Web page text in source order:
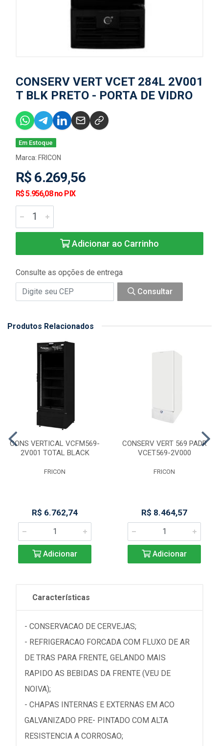
CONSERV VERT VCET 284L 2V001
T BLK PRETO - PORTA DE VIDRO
Em Estoque
Marca: FRICON
R$ 6.269,56
R$ 5.956,08 no PIX
Adicionar ao Carrinho
Consulte as opções de entrega
Consultar
Produtos Relacionados
CONS VERTICAL VCFM569-
2V001 TOTAL BLACK
FRICON
R$ 6.762,74
Adicionar
CONSERV VERT 569 PADR
VCET569-2V000
FRICON
R$ 8.464,57
Adicionar
Características
- CONSERVACAO DE CERVEJAS;
- REFRIGERACAO FORCADA COM FLUXO DE AR
DE TRAS PARA FRENTE, GELANDO MAIS
RAPIDO AS BEBIDAS DA FRENTE (VEU DE
NOIVA);
- CHAPAS INTERNAS E EXTERNAS EM ACO
GALVANIZADO PRE- PINTADO COM ALTA
RESISTENCIA A CORROSAO;